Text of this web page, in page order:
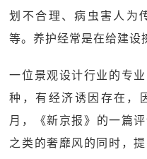
划不合理、病虫害人为
等。养护经常是在给建设
一位景观设计行业的专
种，有经济诱因存在，
月，《新京报》的一篇
之类的奢靡风的同时，